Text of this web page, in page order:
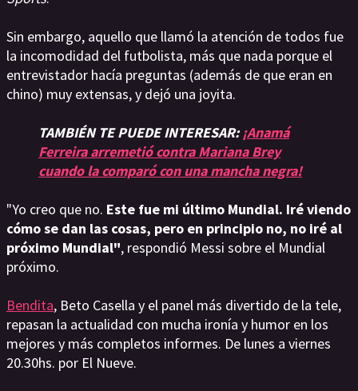
Sin embargo, aquello que llamó la atención de todos fue
la incomodidad del futbolista, más que nada porque el
entrevistador hacía preguntas (además de que eran en
chino) muy extensas, y dejó una joyita.
TAMBIÉN TE PUEDE INTERESAR:¡Anamá
Ferreira arremetió contra Mariana Brey
cuando la comparó con una mancha negra!
"Yo creo que no. Este fue mi último Mundial. Iré viendo
cómo se dan las cosas, pero en principio no, no iré al
próximo Mundial", respondió Messi sobre el Mundial
próximo.
Bendita, Beto Casella y el panel más divertido de la tele,
repasan la actualidad con mucha ironía y humor en los
mejores y más completos informes. De lunes a viernes
20.30hs. por El Nueve.